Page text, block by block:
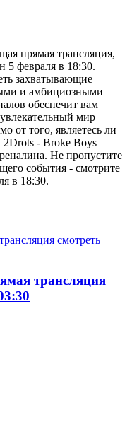
прямая трансляция,
5 февраля в 18:30.
захватывающие
и амбициозными
обеспечит вам
мир
от того, являетесь ли
- Broke Boys
Не пропустите
события - смотрите
в 18:30.
трансляция